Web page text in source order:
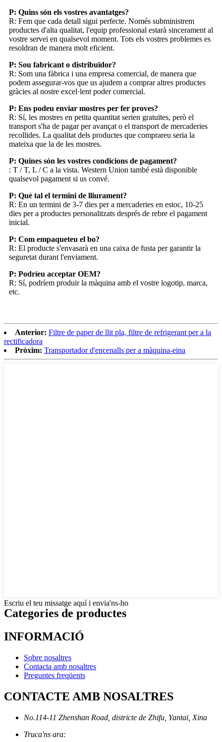
P: Quins són els vostres avantatges?
R: Fem que cada detall sigui perfecte. Només subministrem
productes d'alta qualitat, l'equip professional estarà sincerament al
vostre servei en qualsevol moment. Tots els vostres problemes es
resoldran de manera molt eficient.
P: Sou fabricant o distribuïdor?
R: Som una fàbrica i una empresa comercial, de manera que
podem assegurar-vos que us ajudem a comprar altres productes
gràcies al nostre excel·lent poder comercial.
P: Ens podeu enviar mostres per fer proves?
R: Sí, les mostres en petita quantitat serien gratuïtes, però el
transport s'ha de pagar per avançat o el transport de mercaderies
recollides. La qualitat dels productes que comprareu seria la
mateixa que la de les mostres.
P: Quines són les vostres condicions de pagament?
: T / T, L / C a la vista. Western Union també està disponible
qualsevol pagament si us convé.
P: Què tal el termini de lliurament?
R: En un termini de 3-7 dies per a mercaderies en estoc, 10-25
dies per a productes personalitzats després de rebre el pagament
inicial.
P: Com empaqueteu el bo?
R: El producte s'envasarà en una caixa de fusta per garantir la
seguretat durant l'enviament.
P: Podríeu acceptar OEM?
R: Sí, podríem produir la màquina amb el vostre logotip, marca,
etc.
Anterior: Filtre de paper de llit pla, filtre de refrigerant per a la
rectificadora
Pròxim: Transportador d'encenalls per a màquina-eina
Escriu el teu missatge aquí i envia'ns-ho
Categories de productes
INFORMACIÓ
Sobre nosaltres
Contacta amb nosaltres
Preguntes freqüents
CONTACTE AMB NOSALTRES
No.114-11 Zhenshan Road, districte de Zhifu, Yantai, Xina
Truca'ns ara: